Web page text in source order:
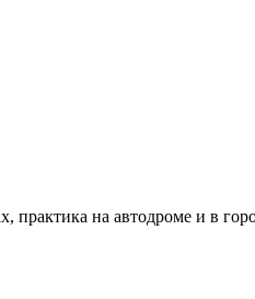
на автодроме и в